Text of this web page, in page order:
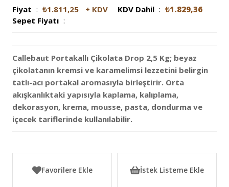
Fiyat : ₺1.811,25 + KDV KDV Dahil : ₺1.829,36
Sepet Fiyatı :
Callebaut Portakallı Çikolata Drop 2,5 Kg; beyaz
çikolatanın kremsi ve karamelimsi lezzetini belirgin
tatlı-acı portakal aromasıyla birleştirir. Orta
akışkanlıktaki yapısıyla kaplama, kalıplama,
dekorasyon, krema, mousse, pasta, dondurma ve
içecek tariflerinde kullanılabilir.
Favorilere Ekle İstek Listeme Ekle